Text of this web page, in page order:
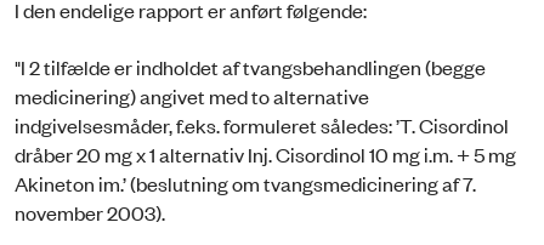
I den endelige rapport er anført følgende:
"I 2 tilfælde er indholdet af tvangsbehandlingen (begge
medicinering) angivet med to alternative
indgivelsesmåder, f.eks. formuleret således: ’T. Cisordinol
dråber 20 mg x 1 alternativ Inj. Cisordinol 10 mg i.m. + 5 mg
Akineton im.’ (beslutning om tvangsmedicinering af 7.
november 2003).